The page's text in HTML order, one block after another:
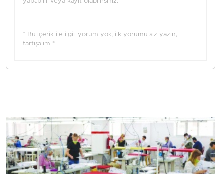
* Bu içerik ile ilgili yorum yok, ilk yorumu siz yazın,
tartışalım *